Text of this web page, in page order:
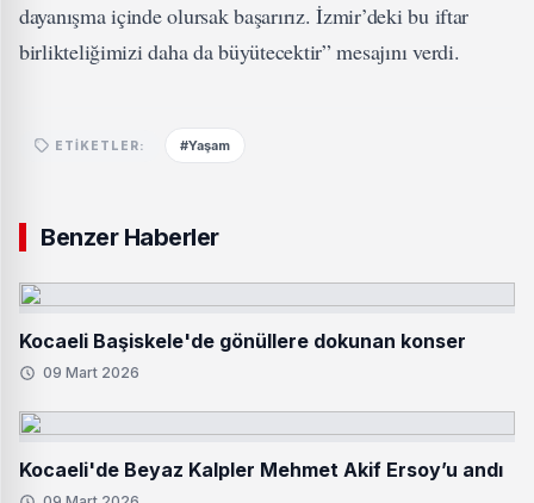
dayanışma içinde olursak başarırız. İzmir’deki bu iftar
birlikteliğimizi daha da büyütecektir” mesajını verdi.
ETIKETLER: #Yaşam
Benzer Haberler
Kocaeli Başiskele'de gönüllere dokunan konser
09 Mart 2026
Kocaeli'de Beyaz Kalpler Mehmet Akif Ersoy’u andı